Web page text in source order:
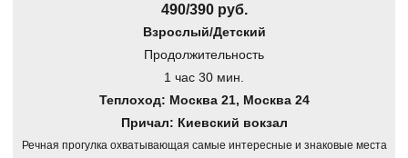
490/390 руб.
Взрослый/Детский
Продолжительность
1 час 30 мин.
Теплоход: Москва 21, Москва 24
Причал: Киевский вокзал
Речная прогулка охватывающая самые интересные и знаковые места